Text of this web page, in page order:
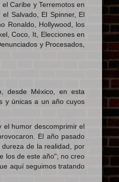
Caribe y Terremotos en
Salvado, El Spinner, El
Ronaldo, Hollywood, los
Coco, It, Elecciones en
y Procesados,
desde México, en esta
y únicas a un año cuyos
el humor descomprimir el
El año pasado
de la realidad, por
los de este año"; no creo
aquí seguimos tratando